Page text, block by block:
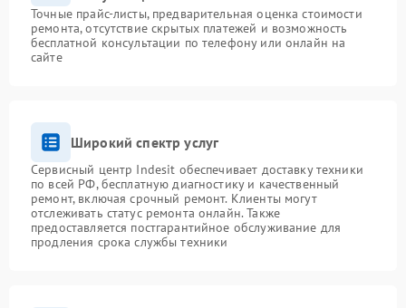
Точные прайс-листы, предварительная оценка стоимости
ремонта, отсутствие скрытых платежей и возможность
бесплатной консультации по телефону или онлайн на
сайте
Широкий спектр услуг
Сервисный центр Indesit обеспечивает доставку техники
по всей РФ, бесплатную диагностику и качественный
ремонт, включая срочный ремонт. Клиенты могут
отслеживать статус ремонта онлайн. Также
предоставляется постгарантийное обслуживание для
продления срока службы техники